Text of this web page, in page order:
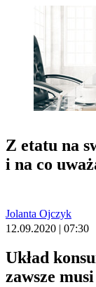
Z etatu na
i na co
Jolanta Ojczyk
12.09.2020 | 07:30
Układ
zawsze